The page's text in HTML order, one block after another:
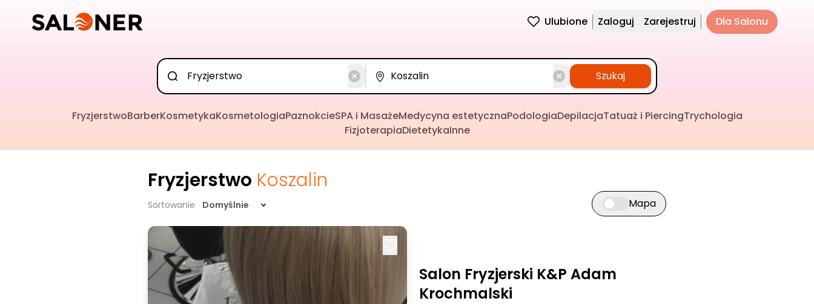
Ulubione Zaloguj Zarejestruj Dla Salonu
Szukaj
FryzjerstwoBarberKosmetykaKosmetologiaPaznokcieSPA i MasażeMedycyna estetycznaPodologiaDepilacjaTatuaż i PiercingTrychologia
FizjoterapiaDietetykaInne
Fryzjerstwo Koszalin
Sortowanie Domyślnie Przełącz widok mapy
Mapa
Salon Fryzjerski K&P Adam
Krochmalski